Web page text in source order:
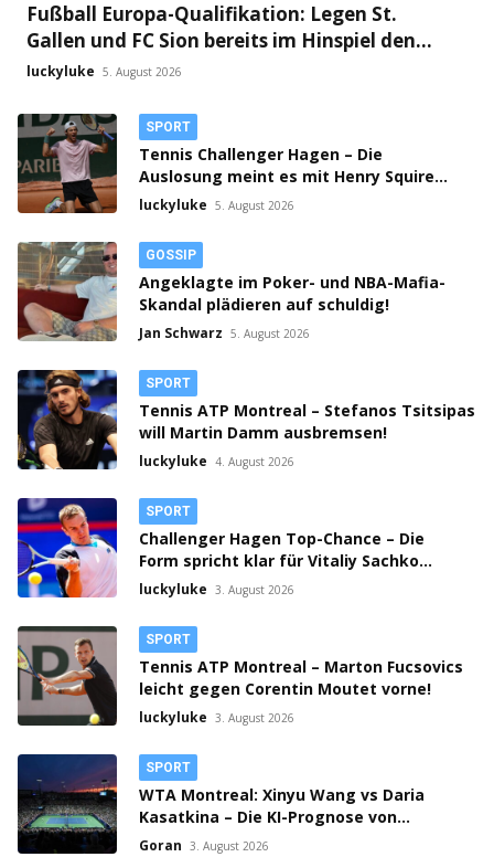
Fußball Europa-Qualifikation: Legen St.
Gallen und FC Sion bereits im Hinspiel den
Grundstein fürs Weiterkommen?
luckyluke 5. August 2026
SPORT
Tennis Challenger Hagen – Die
Auslosung meint es mit Henry Squire
gut!
luckyluke 5. August 2026
GOSSIP
Angeklagte im Poker- und NBA-Mafia-
Skandal plädieren auf schuldig!
Jan Schwarz 5. August 2026
SPORT
Tennis ATP Montreal – Stefanos Tsitsipas
will Martin Damm ausbremsen!
luckyluke 4. August 2026
SPORT
Challenger Hagen Top-Chance – Die
Form spricht klar für Vitaliy Sachko
gegen Lorenzo Guistino!
luckyluke 3. August 2026
SPORT
Tennis ATP Montreal – Marton Fucsovics
leicht gegen Corentin Moutet vorne!
luckyluke 3. August 2026
SPORT
WTA Montreal: Xinyu Wang vs Daria
Kasatkina – Die KI-Prognose von
ChatGPT!
Goran 3. August 2026